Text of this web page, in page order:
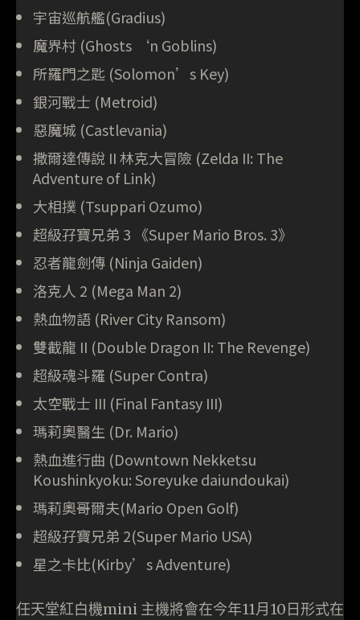
宇宙巡航艦(Gradius)
魔界村 (Ghosts ‘n Goblins)
所羅門之匙 (Solomon’s Key)
銀河戰士 (Metroid)
惡魔城 (Castlevania)
撒爾達傳說 II 林克大冒險 (Zelda II: The
Adventure of Link)
大相撲 (Tsuppari Ozumo)
超級孖寶兄弟 3 《Super Mario Bros. 3》
忍者龍劍傳 (Ninja Gaiden)
洛克人 2 (Mega Man 2)
熱血物語 (River City Ransom)
雙截龍 II (Double Dragon II: The Revenge)
超級魂斗羅 (Super Contra)
太空戰士 III (Final Fantasy III)
瑪莉奧醫生 (Dr. Mario)
熱血進行曲 (Downtown Nekketsu
Koushinkyoku: Soreyuke daiundoukai)
瑪莉奧哥爾夫(Mario Open Golf)
超級孖寶兄弟 2(Super Mario USA)
星之卡比(Kirby’s Adventure)
任天堂紅白機mini 主機將會在今年11月10日形式在